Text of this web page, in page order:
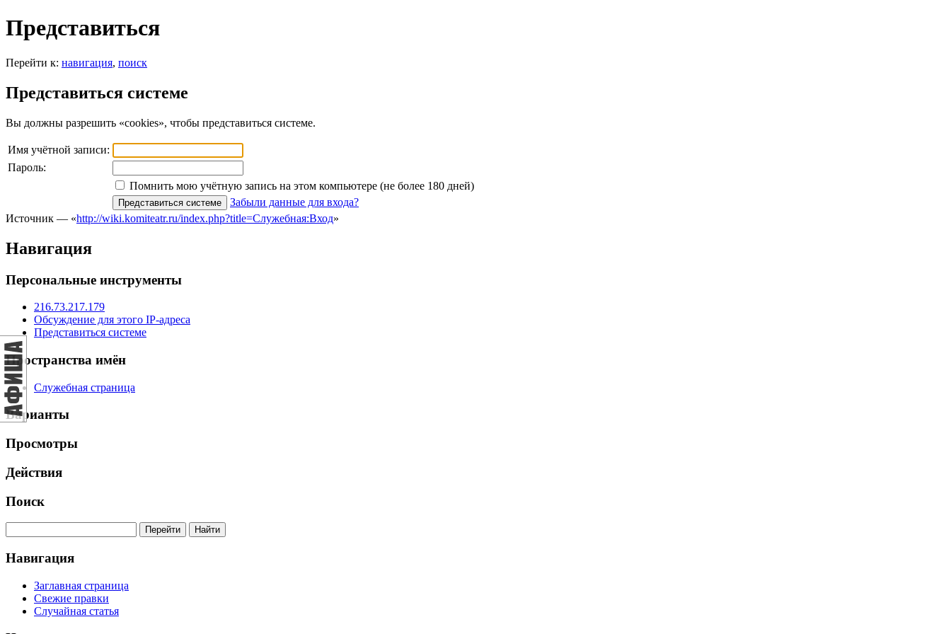
Представиться
Перейти к: навигация, поиск
Представиться системе
Вы должны разрешить «cookies», чтобы представиться системе.
Имя учётной записи:
Пароль:
Помнить мою учётную запись на этом компьютере (не более 180 дней)
Забыли данные для входа?
Источник — «http://wiki.komiteatr.ru/index.php?title=Служебная:Вход»
Навигация
Персональные инструменты
216.73.217.179
Обсуждение для этого IP-адреса
Представиться системе
Пространства имён
Служебная страница
Варианты
Просмотры
Действия
Поиск
Навигация
Заглавная страница
Свежие правки
Случайная статья